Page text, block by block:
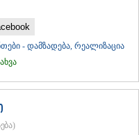
- დამზადება, რეალიზაცია
)